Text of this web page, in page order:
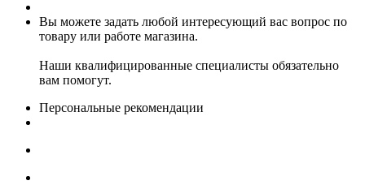
Вы можете задать любой интересующий вас вопрос по
товару или работе магазина.
Наши квалифицированные специалисты обязательно
вам помогут.
Персональные рекомендации